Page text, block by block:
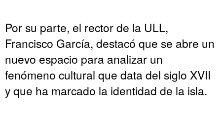
Por su parte, el rector de la ULL,
Francisco García, destacó que se abre un
nuevo espacio para analizar un
fenómeno cultural que data del siglo XVII
y que ha marcado la identidad de la isla.